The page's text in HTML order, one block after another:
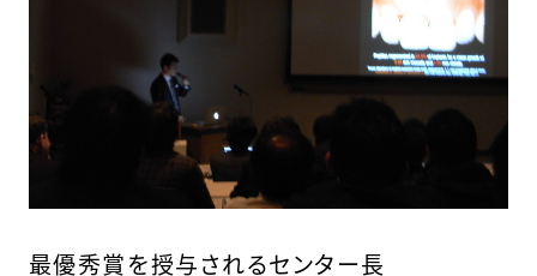
最優秀賞を授与されるセンター長